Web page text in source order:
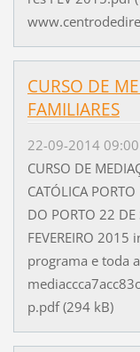
CURSO DE
FAMILIARES
22-09-2014 09:00
CURSO DE
CATÓLICA
DO PORTO 22
FEVEREIRO
programa e toda
p.pdf (294 kB)